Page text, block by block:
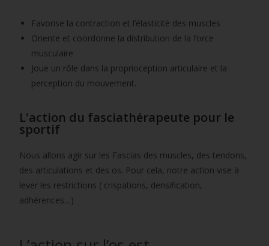
Favorise la contraction et l’élasticité des muscles
Oriente et coordonne la distribution de la force
musculaire
Joue un rôle dans la proprioception articulaire et la
perception du mouvement.
L'action du fasciathérapeute pour le
sportif
Nous allons agir sur les Fascias des muscles, des tendons,
des articulations et des os. Pour cela, notre action vise à
lever les restrictions ( crispations, densification,
adhérences…)